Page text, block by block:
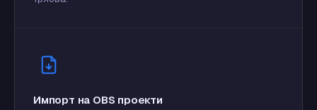
Импорт на OBS проекти